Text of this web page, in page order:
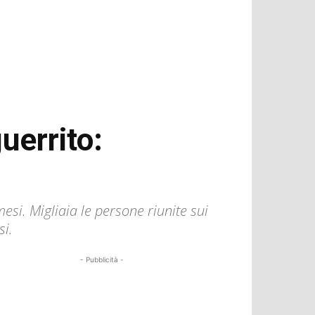
Migliaia le persone riunite sui
- Pubblicità -